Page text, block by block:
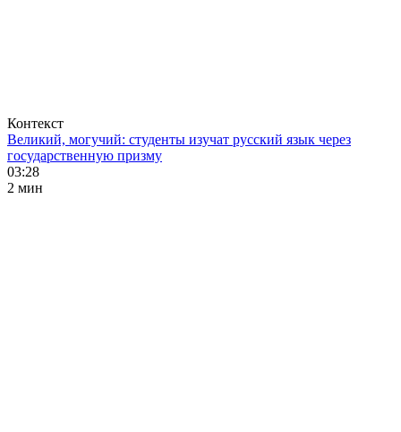
Контекст
Великий, могучий: студенты изучат русский язык через
государственную призму
03:28
2 мин